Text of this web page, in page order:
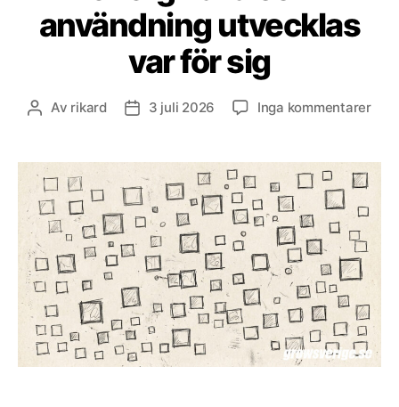
användning utvecklas
var för sig
Inläggsförfattare
Av rikard Inläggsdatum
3 juli 2026 Inga kommentarertill
sig